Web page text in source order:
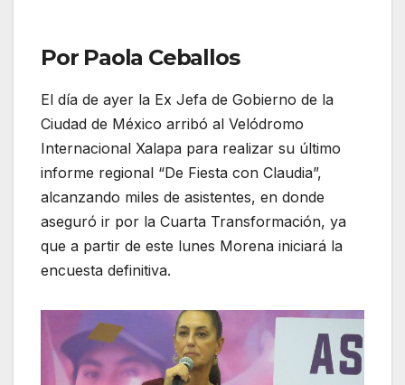
Por Paola Ceballos
El día de ayer la Ex Jefa de Gobierno de la
Ciudad de México arribó al Velódromo
Internacional Xalapa para realizar su último
informe regional “De Fiesta con Claudia”,
alcanzando miles de asistentes, en donde
aseguró ir por la Cuarta Transformación, ya
que a partir de este lunes Morena iniciará la
encuesta definitiva.